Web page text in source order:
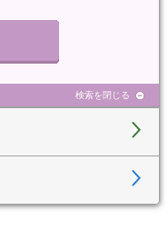
検索を閉じる